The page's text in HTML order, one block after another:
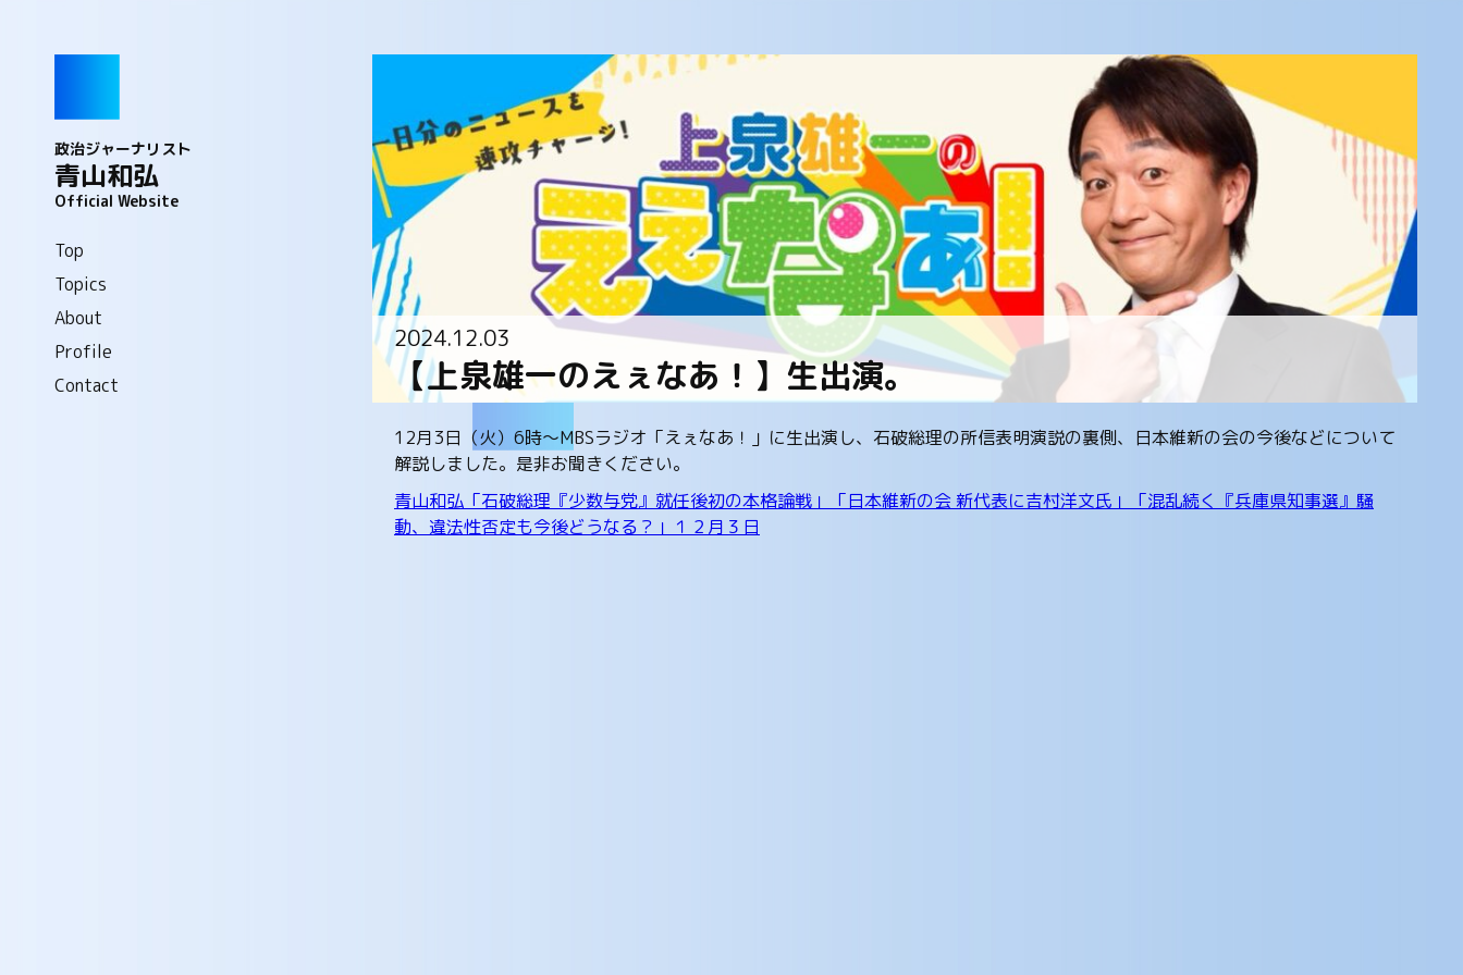
政治ジャーナリスト
青山和弘
Official Website
Top
Topics
About
Profile
Contact
2024.12.03
【上泉雄一のえぇなあ！】生出演。
12月3日（火）6時～MBSラジオ「えぇなあ！」に生出演し、石破総理の所信表明演説の裏側、日本維新の会の今後などについて
解説しました。是非お聞きください。
青山和弘「石破総理『少数与党』就任後初の本格論戦」「日本維新の会 新代表に吉村洋文氏」「混乱続く『兵庫県知事選』騒
動、違法性否定も今後どうなる？」１２月３日